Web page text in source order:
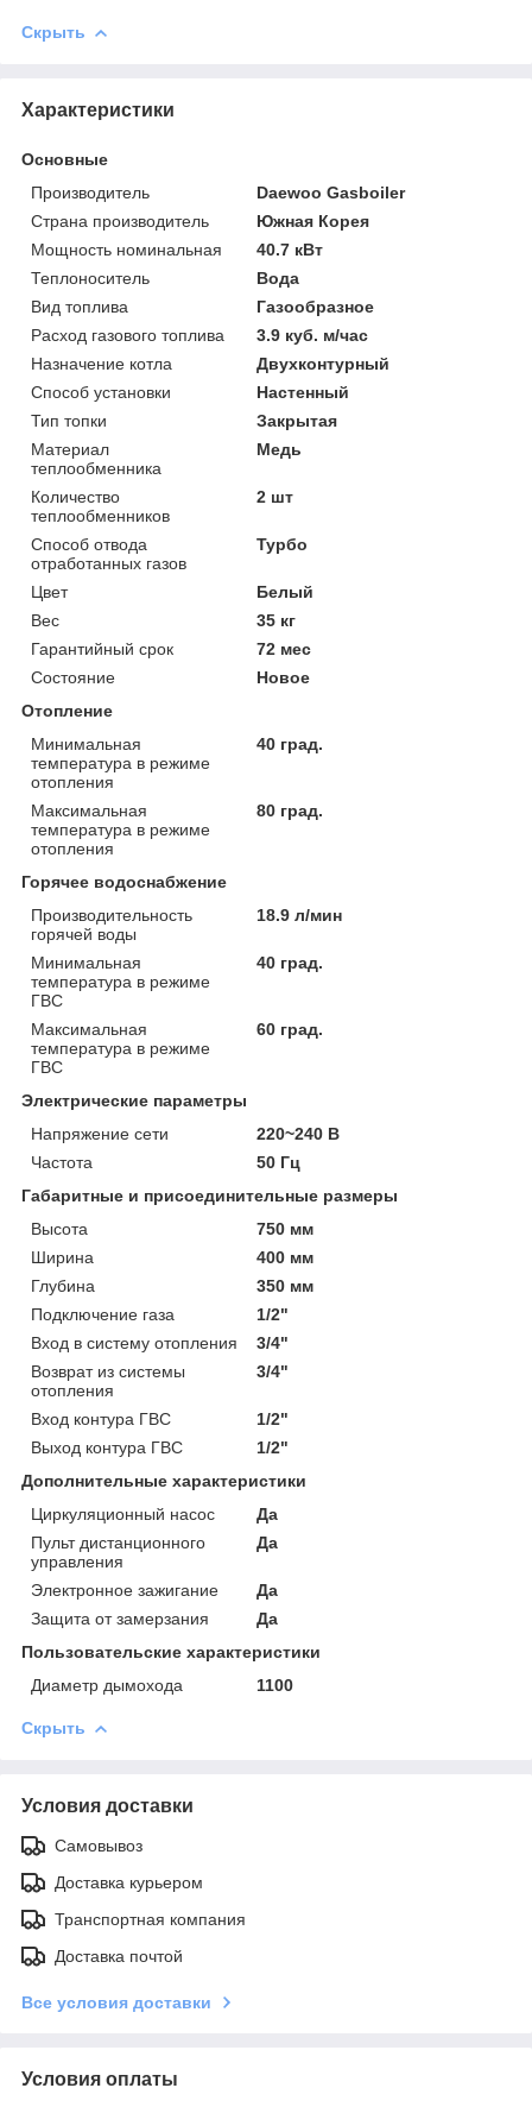
Скрыть
Характеристики
Основные
Производитель
Daewoo Gasboiler
Страна производитель
Южная Корея
Мощность номинальная
40.7 кВт
Теплоноситель
Вода
Вид топлива
Газообразное
Расход газового топлива
3.9 куб. м/час
Назначение котла
Двухконтурный
Способ установки
Настенный
Тип топки
Закрытая
Материал
теплообменника
Медь
Количество
теплообменников
2 шт
Способ отвода
отработанных газов
Турбо
Цвет
Белый
Вес
35 кг
Гарантийный срок
72 мес
Состояние
Новое
Отопление
Минимальная
температура в режиме
отопления
40 град.
Максимальная
температура в режиме
отопления
80 град.
Горячее водоснабжение
Производительность
горячей воды
18.9 л/мин
Минимальная
температура в режиме
ГВС
40 град.
Максимальная
температура в режиме
ГВС
60 град.
Электрические параметры
Напряжение сети
220~240 В
Частота
50 Гц
Габаритные и присоединительные размеры
Высота
750 мм
Ширина
400 мм
Глубина
350 мм
Подключение газа
1/2"
Вход в систему отопления
3/4"
Возврат из системы
отопления
3/4"
Вход контура ГВС
1/2"
Выход контура ГВС
1/2"
Дополнительные характеристики
Циркуляционный насос
Да
Пульт дистанционного
управления
Да
Электронное зажигание
Да
Защита от замерзания
Да
Пользовательские характеристики
Диаметр дымохода
1100
Скрыть
Условия доставки
Самовывоз
Доставка курьером
Транспортная компания
Доставка почтой
Все условия доставки
Условия оплаты